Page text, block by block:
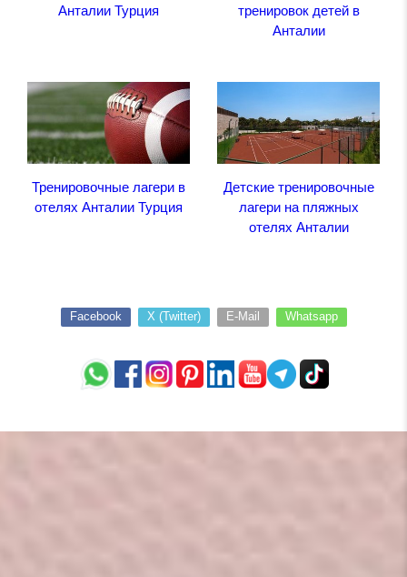
Анталии Турция
тренировок детей в
Анталии
Тренировочные лагери в
отелях Анталии Турция
Детские тренировочные
лагери на пляжных
отелях Анталии
Facebook X (Twitter) E-Mail Whatsapp